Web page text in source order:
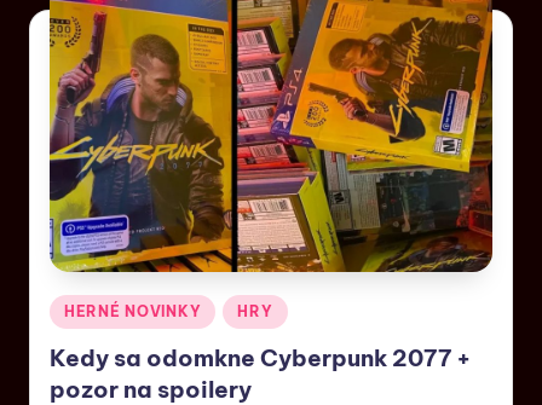
HERNÉ NOVINKY HRY
Kedy sa odomkne Cyberpunk 2077 +
pozor na spoilery